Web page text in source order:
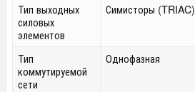
Тип выходных
силовых
элементов
Симисторы (TRIAC)
Тип
коммутируемой
сети
Однофазная